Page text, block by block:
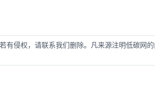
有侵权，请联系我们删除。凡来源注明低碳网